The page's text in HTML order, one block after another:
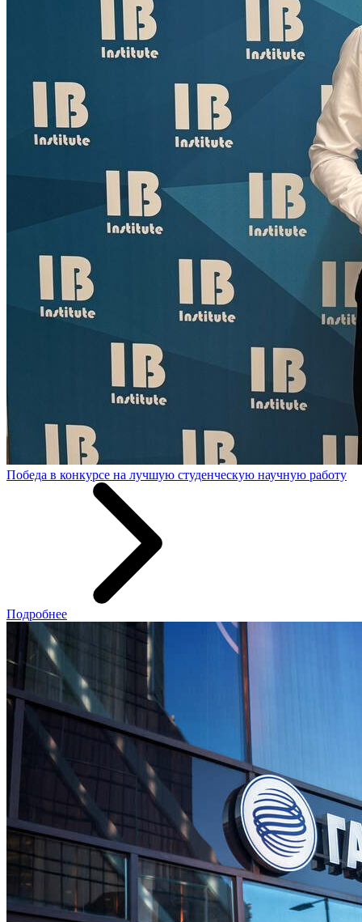
Победа в конкурсе на лучшую студенческую научную работу
Подробнее